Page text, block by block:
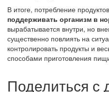
В итоге, потребление
поддерживать организм в
вырабатывается внутри, но
существенно повлиять на
контролировать продукты и
способами приготовления
Поделиться с